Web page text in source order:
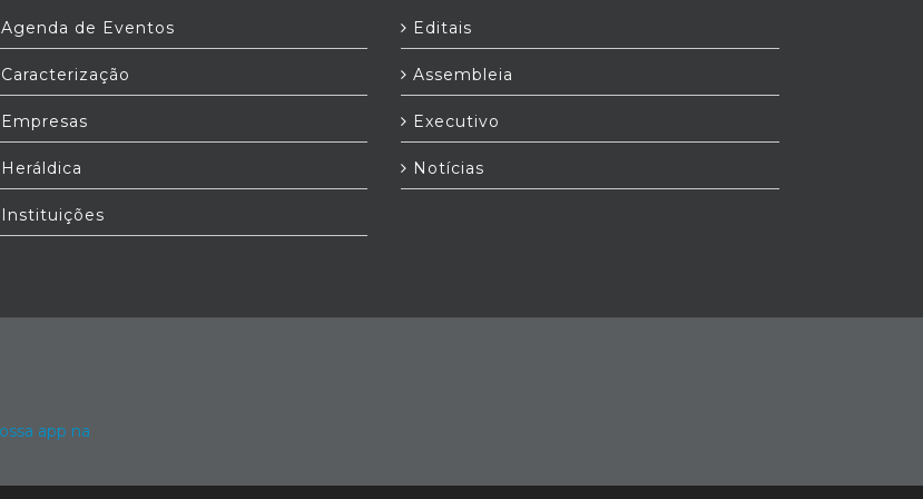
Agenda de Eventos
Caracterização
Empresas
Heráldica
Instituições
Editais
Assembleia
Executivo
Notícias